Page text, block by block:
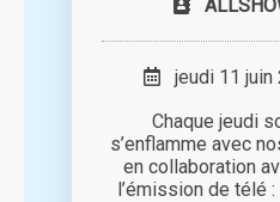
jeudi 11 juin
Chaque jeudi
s’enflamme avec
en collaboration
l’émission de télé :